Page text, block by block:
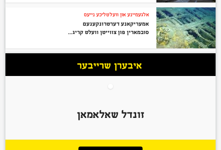
אלגעמיינע און וועלטליכע נייעס
אמעריקאנע דערטרונקענעם
סובמארין פון צווייטן וועלט קריג...
איבערן שרייבער
זונדל שאלאמאן